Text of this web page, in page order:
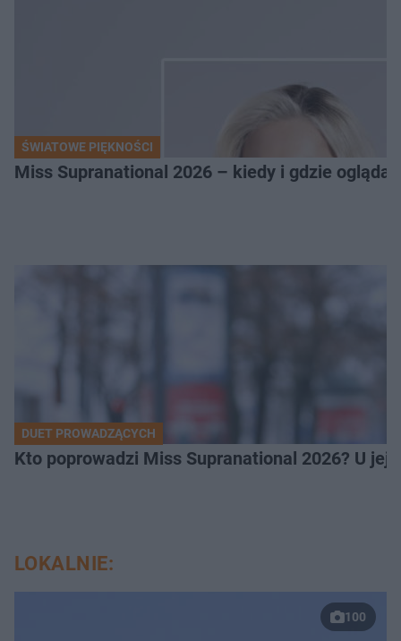
ŚWIATOWE PIĘKNOŚCI
Miss Supranational 2026 – kiedy i gdzie
DUET PROWADZĄCYCH
Kto poprowadzi Miss Supranational 2026? U jej
LOKALNIE:
100